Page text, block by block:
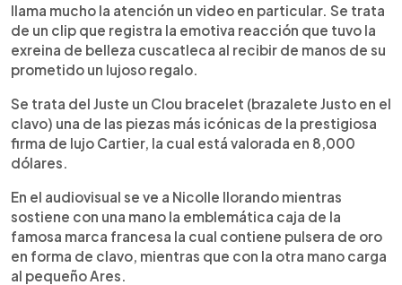
llama mucho la atención un video en particular. Se trata
de un clip que registra la emotiva reacción que tuvo la
exreina de belleza cuscatleca al recibir de manos de su
prometido un lujoso regalo.
Se trata del Juste un Clou bracelet (brazalete Justo en el
clavo) una de las piezas más icónicas de la prestigiosa
firma de lujo Cartier, la cual está valorada en 8,000
dólares.
En el audiovisual se ve a Nicolle llorando mientras
sostiene con una mano la emblemática caja de la
famosa marca francesa la cual contiene pulsera de oro
en forma de clavo, mientras que con la otra mano carga
al pequeño Ares.